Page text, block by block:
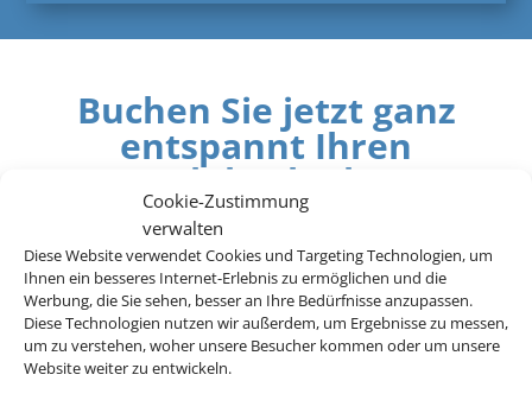
Cookie-Zustimmung
verwalten
Diese Website verwendet Cookies und Targeting Technologien, um
Ihnen ein besseres Internet-Erlebnis zu ermöglichen und die
Werbung, die Sie sehen, besser an Ihre Bedürfnisse anzupassen.
Diese Technologien nutzen wir außerdem, um Ergebnisse zu messen,
um zu verstehen, woher unsere Besucher kommen oder um unsere
Website weiter zu entwickeln.
Buchen Sie jetzt ganz
entspannt Ihren
Cluburlaub
Four Seasons Resort Sharm El Sheikh
Sharm el-Sheikh, Sharm el Sheikh